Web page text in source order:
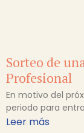
Sorteo de
Profesional
En motivo del
periodo para
Leer más